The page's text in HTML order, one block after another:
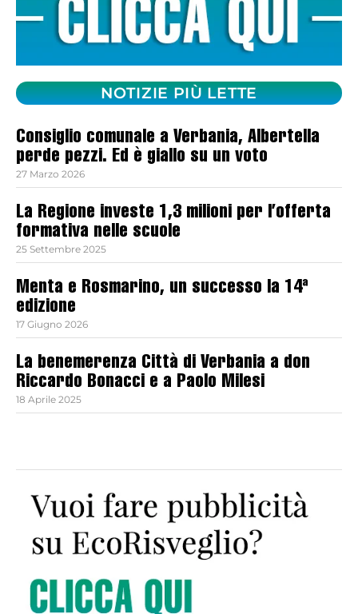
NOTIZIE PIÙ LETTE
Consiglio comunale a Verbania, Albertella
perde pezzi. Ed è giallo su un voto
27 Marzo 2026
La Regione investe 1,3 milioni per l’offerta
formativa nelle scuole
25 Settembre 2025
Menta e Rosmarino, un successo la 14ª
edizione
17 Giugno 2026
La benemerenza Città di Verbania a don
Riccardo Bonacci e a Paolo Milesi
18 Aprile 2025